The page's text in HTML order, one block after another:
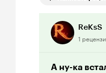
ReKsS
1
А ну-ка